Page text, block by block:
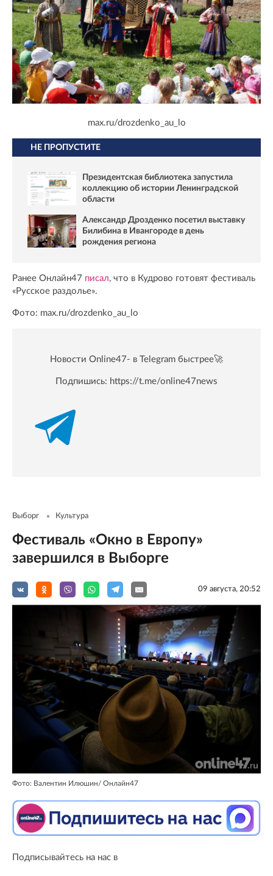
max.ru/drozdenko_au_lo
НЕ ПРОПУСТИТЕ
Президентская библиотека запустила
коллекцию об истории Ленинградской
области
Александр Дрозденко посетил выставку
Билибина в Ивангороде в день
рождения региона
Ранее Онлайн47 писал, что в Кудрово готовят фестиваль
«Русское раздолье».
Фото: max.ru/drozdenko_au_lo
Новости Online47- в Telegram быстрее🚀
Подпишись: https://t.me/online47news
Выборг Культура
Фестиваль «Окно в Европу»
завершился в Выборге
09 августа, 20:52
Фото: Валентин Илюшин/ Oнлайн47
Подписывайтесь на нас в